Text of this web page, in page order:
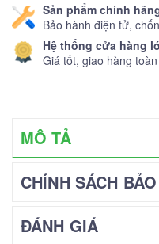
Sản phẩm chính
Bảo hành điện tử,
Hệ thống cửa hàng
Giá tốt, giao hàng
MÔ TẢ
CHÍNH SÁCH
ĐÁNH GIÁ